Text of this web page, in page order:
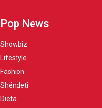
Pop News
Showbiz
Lifestyle
Fashion
Shëndeti
Dieta